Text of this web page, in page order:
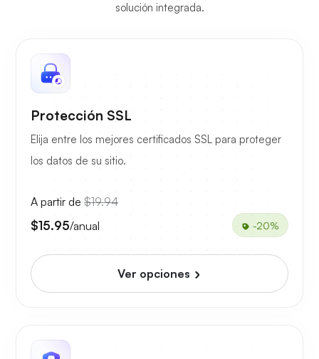
solución integrada.
Protección SSL
Elija entre los mejores certificados SSL para proteger
los datos de su sitio.
A partir de $19.94
$15.95/anual -20%
Ver opciones